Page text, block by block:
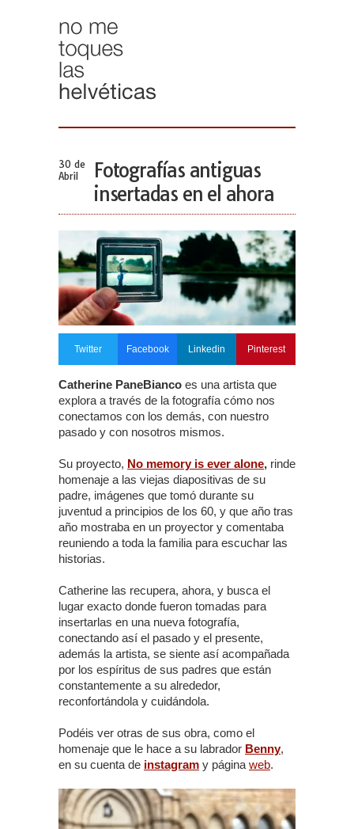
30 de
Abril
Fotografías antiguas
insertadas en el ahora
Twitter Facebook Linkedin Pinterest
Catherine PaneBianco es una artista que
explora a través de la fotografía cómo nos
conectamos con los demás, con nuestro
pasado y con nosotros mismos.
Su proyecto, No memory is ever alone, rinde
homenaje a las viejas diapositivas de su
padre, imágenes que tomó durante su
juventud a principios de los 60, y que año tras
año mostraba en un proyector y comentaba
reuniendo a toda la familia para escuchar las
historias.
Catherine las recupera, ahora, y busca el
lugar exacto donde fueron tomadas para
insertarlas en una nueva fotografía,
conectando así el pasado y el presente,
además la artista, se siente así acompañada
por los espíritus de sus padres que están
constantemente a su alrededor,
reconfortándola y cuidándola.
Podéis ver otras de sus obra, como el
homenaje que le hace a su labrador Benny,
en su cuenta de instagram y página web.